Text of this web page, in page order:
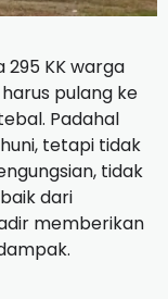
295 KK warga
pulang ke
Padahal
tetapi tidak
tidak
dari
memberikan